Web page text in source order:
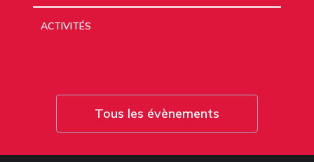
ACTIVITÉS
Tous les évènements